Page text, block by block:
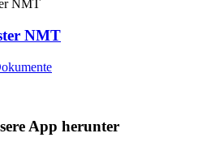
NMT
App herunter